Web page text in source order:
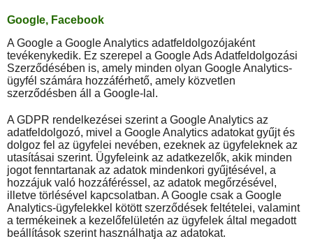
Google, Facebook
A Google a Google Analytics adatfeldolgozójaként
tevékenykedik. Ez szerepel a Google Ads Adatfeldolgozási
Szerződésében is, amely minden olyan Google Analytics-
ügyfél számára hozzáférhető, amely közvetlen
szerződésben áll a Google-lal.
A GDPR rendelkezései szerint a Google Analytics az
adatfeldolgozó, mivel a Google Analytics adatokat gyűjt és
dolgoz fel az ügyfelei nevében, ezeknek az ügyfeleknek az
utasításai szerint. Ügyfeleink az adatkezelők, akik minden
jogot fenntartanak az adatok mindenkori gyűjtésével, a
hozzájuk való hozzáféréssel, az adatok megőrzésével,
illetve törlésével kapcsolatban. A Google csak a Google
Analytics-ügyfelekkel kötött szerződések feltételei, valamint
a termékeinek a kezelőfelületén az ügyfelek által megadott
beállítások szerint használhatja az adatokat.